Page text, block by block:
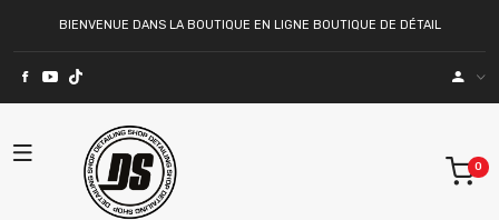
BIENVENUE DANS LA BOUTIQUE EN LIGNE BOUTIQUE DE DÉTAIL